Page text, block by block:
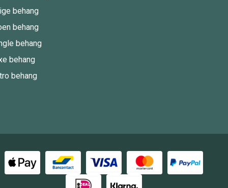
behang
behang
behang
behang
behang